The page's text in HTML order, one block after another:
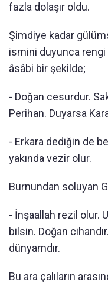
fazla dolaşır oldu.
Şimdiye kadar
ismini duyunca rengi
âsâbi bir şekilde;
- Doğan cesurdur.
Perihan. Duyarsa
- Erkara dediğin de
yakında vezir olur.
Burnundan soluyan
- İnşaallah rezil olur.
bilsin. Doğan
dünyamdır.
Bu ara çalıların